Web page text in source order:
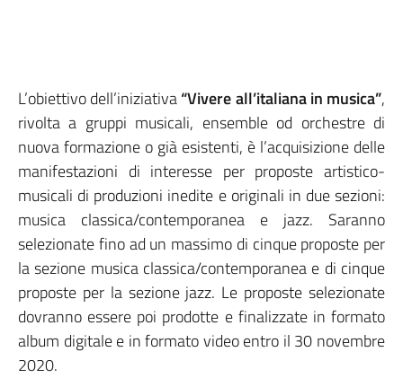
L’obiettivo dell’iniziativa“Vivere all’italiana in musica”,
rivolta a gruppi musicali, ensemble od orchestre di
nuova formazione o già esistenti, è l’acquisizione delle
manifestazioni di interesse per proposte artistico-
musicali di produzioni inedite e originali in due sezioni:
musica classica/contemporanea e jazz. Saranno
selezionate fino ad un massimo di cinque proposte per
la sezione musica classica/contemporanea e di cinque
proposte per la sezione jazz. Le proposte selezionate
dovranno essere poi prodotte e finalizzate in formato
album digitale e in formato video entro il 30 novembre
2020.